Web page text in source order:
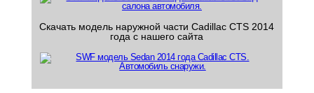
Скачать модель наружной части Cadillac CTS 2014
года с нашего сайта